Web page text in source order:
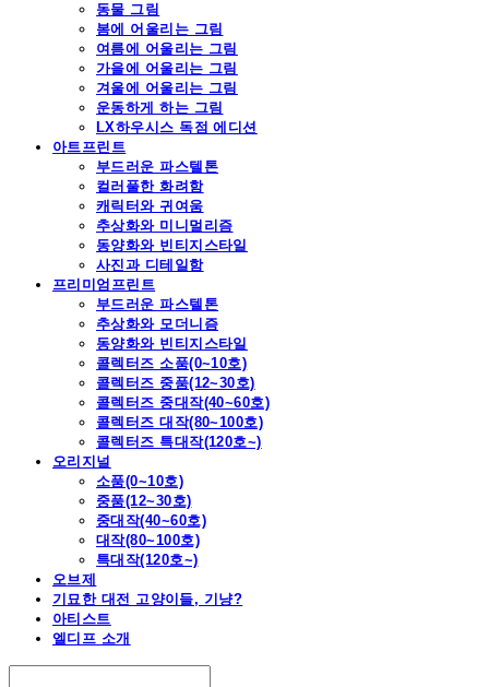
동물 그림
봄에 어울리는 그림
여름에 어울리는 그림
가을에 어울리는 그림
겨울에 어울리는 그림
운동하게 하는 그림
LX하우시스 독점 에디션
아트프린트
부드러운 파스텔톤
컬러풀한 화려함
캐릭터와 귀여움
추상화와 미니멀리즘
동양화와 빈티지스타일
사진과 디테일함
프리미엄프린트
부드러운 파스텔톤
추상화와 모더니즘
동양화와 빈티지스타일
콜렉터즈 소품(0~10호)
콜렉터즈 중품(12~30호)
콜렉터즈 중대작(40~60호)
콜렉터즈 대작(80~100호)
콜렉터즈 특대작(120호~)
오리지널
소품(0~10호)
중품(12~30호)
중대작(40~60호)
대작(80~100호)
특대작(120호~)
오브제
기묘한 대전 고양이들, 기냥?
아티스트
엘디프 소개